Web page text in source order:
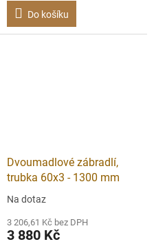
Do košíku
Dvoumadlové zábradlí,
trubka 60x3 - 1300 mm
Na dotaz
3 206,61 Kč bez DPH
3 880 Kč